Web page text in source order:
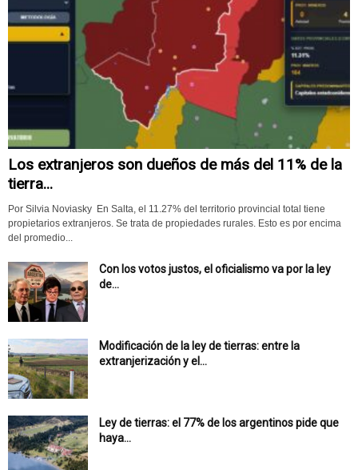
Los extranjeros son dueños de más del 11% de la
tierra...
Por Silvia Noviasky En Salta, el 11.27% del territorio provincial total tiene
propietarios extranjeros. Se trata de propiedades rurales. Esto es por encima
del promedio...
Con los votos justos, el oficialismo va por la ley
de...
Modificación de la ley de tierras: entre la
extranjerización y el...
Ley de tierras: el 77% de los argentinos pide que
haya...